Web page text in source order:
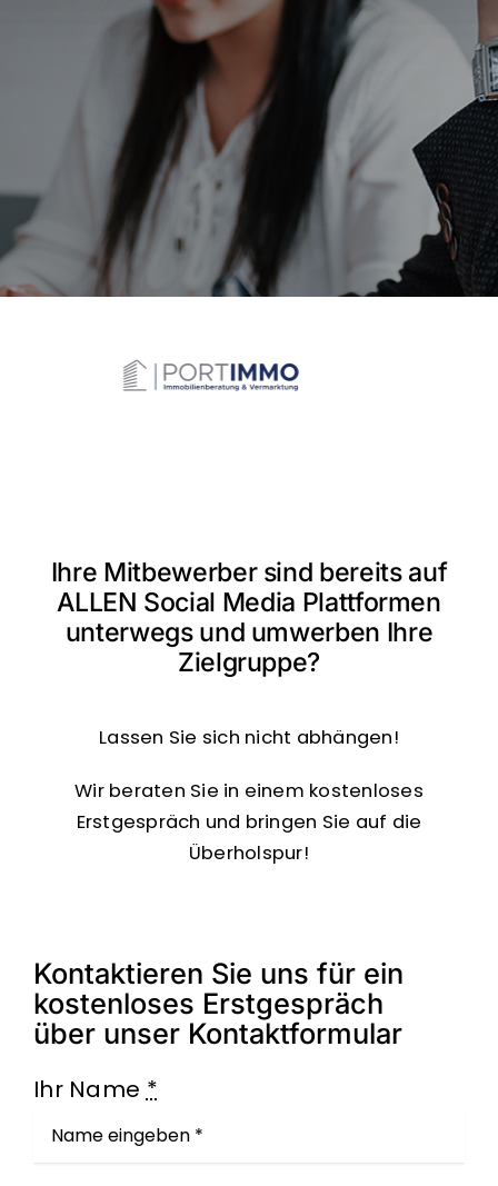
Ihre Mitbewerber sind bereits auf
ALLEN Social Media Plattformen
unterwegs und umwerben Ihre
Zielgruppe?
Lassen Sie sich nicht abhängen!
Wir beraten Sie in einem kostenloses
Erstgespräch und bringen Sie auf die
Überholspur!
Kontaktieren Sie uns für ein
kostenloses Erstgespräch
über unser Kontaktformular
Ihr Name *